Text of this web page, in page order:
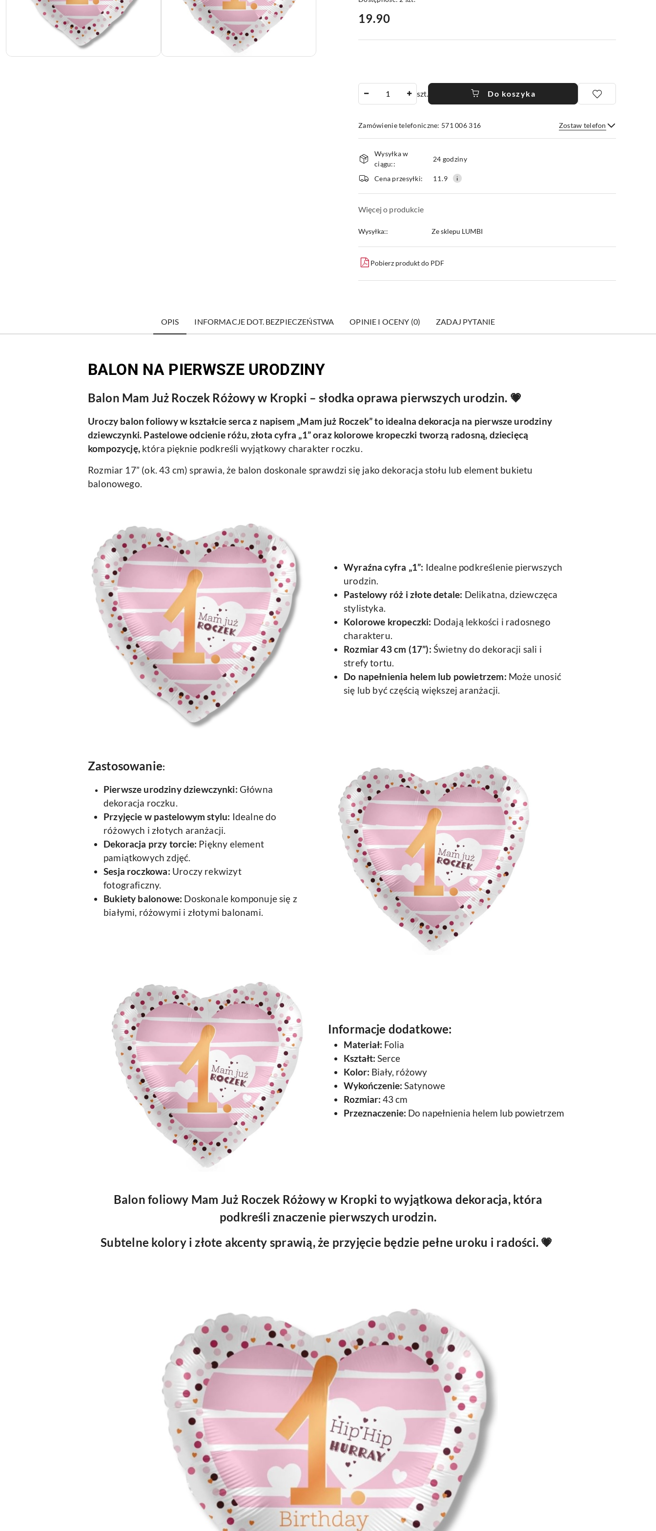
cena:
19.90
szt. Do koszyka
Zamówienie telefoniczne: 571 006 316 Zostaw telefon
Wyślij
i
dostawa
Wysyłka w
ciągu::
24 godziny
Cena przesyłki: 11.9
Więcej o produkcie
Wysyłka:: Ze sklepu LUMBI
Pobierz produkt do PDF
OPIS INFORMACJE DOT. BEZPIECZEŃSTWA OPINIE I OCENY (0) ZADAJ PYTANIE
BALON NA PIERWSZE URODZINY
Balon Mam Już Roczek Różowy w Kropki – słodka oprawa pierwszych urodzin. 💗
Uroczy balon foliowy w kształcie serca z napisem „Mam już Roczek” to idealna dekoracja na pierwsze urodziny
dziewczynki. Pastelowe odcienie różu, złota cyfra „1” oraz kolorowe kropeczki tworzą radosną, dziecięcą
kompozycję, która pięknie podkreśli wyjątkowy charakter roczku.
Rozmiar 17” (ok. 43 cm) sprawia, że balon doskonale sprawdzi się jako dekoracja stołu lub element bukietu
balonowego.
Wyraźna cyfra „1”: Idealne podkreślenie pierwszych
urodzin.
Pastelowy róż i złote detale: Delikatna, dziewczęca
stylistyka.
Kolorowe kropeczki: Dodają lekkości i radosnego
charakteru.
Rozmiar 43 cm (17”): Świetny do dekoracji sali i
strefy tortu.
Do napełnienia helem lub powietrzem: Może unosić
się lub być częścią większej aranżacji.
Zastosowanie:
Pierwsze urodziny dziewczynki: Główna
dekoracja roczku.
Przyjęcie w pastelowym stylu: Idealne do
różowych i złotych aranżacji.
Dekoracja przy torcie: Piękny element
pamiątkowych zdjęć.
Sesja roczkowa: Uroczy rekwizyt
fotograficzny.
Bukiety balonowe: Doskonale komponuje się z
białymi, różowymi i złotymi balonami.
Informacje dodatkowe:
Materiał: Folia
Kształt: Serce
Kolor: Biały, różowy
Wykończenie: Satynowe
Rozmiar: 43 cm
Przeznaczenie: Do napełnienia helem lub powietrzem
Balon foliowy Mam Już Roczek Różowy w Kropki to wyjątkowa dekoracja, która
podkreśli znaczenie pierwszych urodzin.
Subtelne kolory i złote akcenty sprawią, że przyjęcie będzie pełne uroku i radości. 💗